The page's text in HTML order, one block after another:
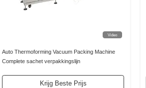
Video
Auto Thermoforming Vacuum Packing Machine
Complete sachet verpakkingslijn
Krijg Beste Prijs